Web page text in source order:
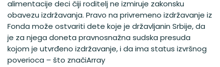
alimentacije deci čiji roditelj ne izmiruje zakonsku
obavezu izdržavanja. Pravo na privremeno izdržavanje iz
Fonda može ostvariti dete koje je državljanin Srbije, da
je za njega doneta pravnosnažna sudska presuda
kojom je utvrđeno izdržavanje, i da ima status izvršnog
poverioca – što značiArray